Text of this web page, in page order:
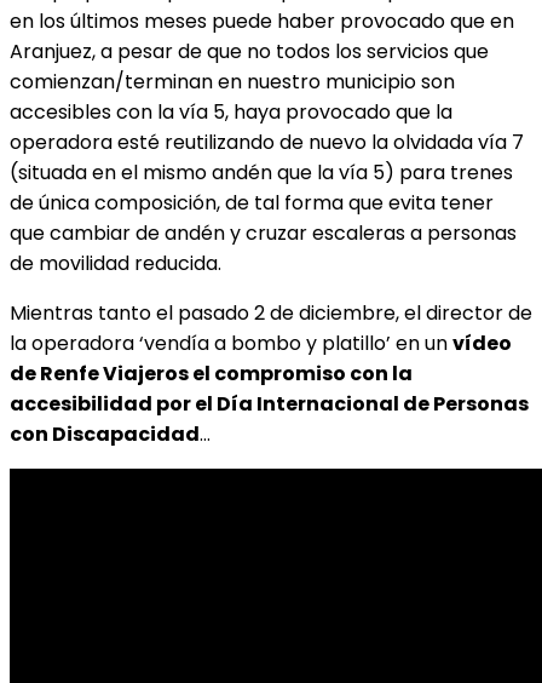
en los últimos meses puede haber provocado que en
Aranjuez, a pesar de que no todos los servicios que
comienzan/terminan en nuestro municipio son
accesibles con la vía 5, haya provocado que la
operadora esté reutilizando de nuevo la olvidada vía 7
(situada en el mismo andén que la vía 5) para trenes
de única composición, de tal forma que evita tener
que cambiar de andén y cruzar escaleras a personas
de movilidad reducida.
Mientras tanto el pasado 2 de diciembre, el director de
la operadora ‘vendía a bombo y platillo’ en unvídeo
de Renfe Viajeros el compromiso con la
accesibilidad por el Día Internacional de Personas
con Discapacidad…